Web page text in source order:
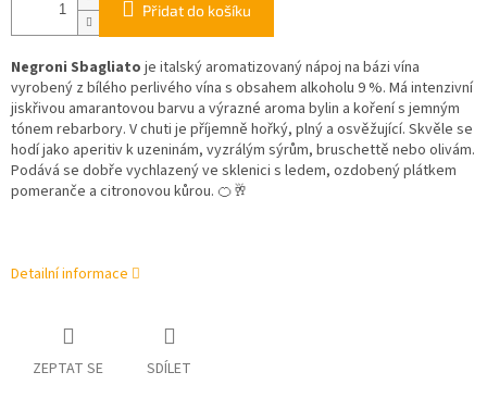
Přidat do košíku
Negroni Sbagliato je italský aromatizovaný nápoj na bázi vína
vyrobený z bílého perlivého vína s obsahem alkoholu 9 %. Má intenzivní
jiskřivou amarantovou barvu a výrazné aroma bylin a koření s jemným
tónem rebarbory. V chuti je příjemně hořký, plný a osvěžující. Skvěle se
hodí jako aperitiv k uzeninám, vyzrálým sýrům, bruschettě nebo olivám.
Podává se dobře vychlazený ve sklenici s ledem, ozdobený plátkem
pomeranče a citronovou kůrou. 🍊🥂
Detailní informace
ZEPTAT SE SDÍLET